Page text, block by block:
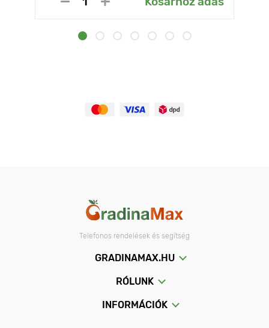
Telefonos rendelések és segítség
GRADINAMAX.HU
RÓLUNK
INFORMÁCIÓK